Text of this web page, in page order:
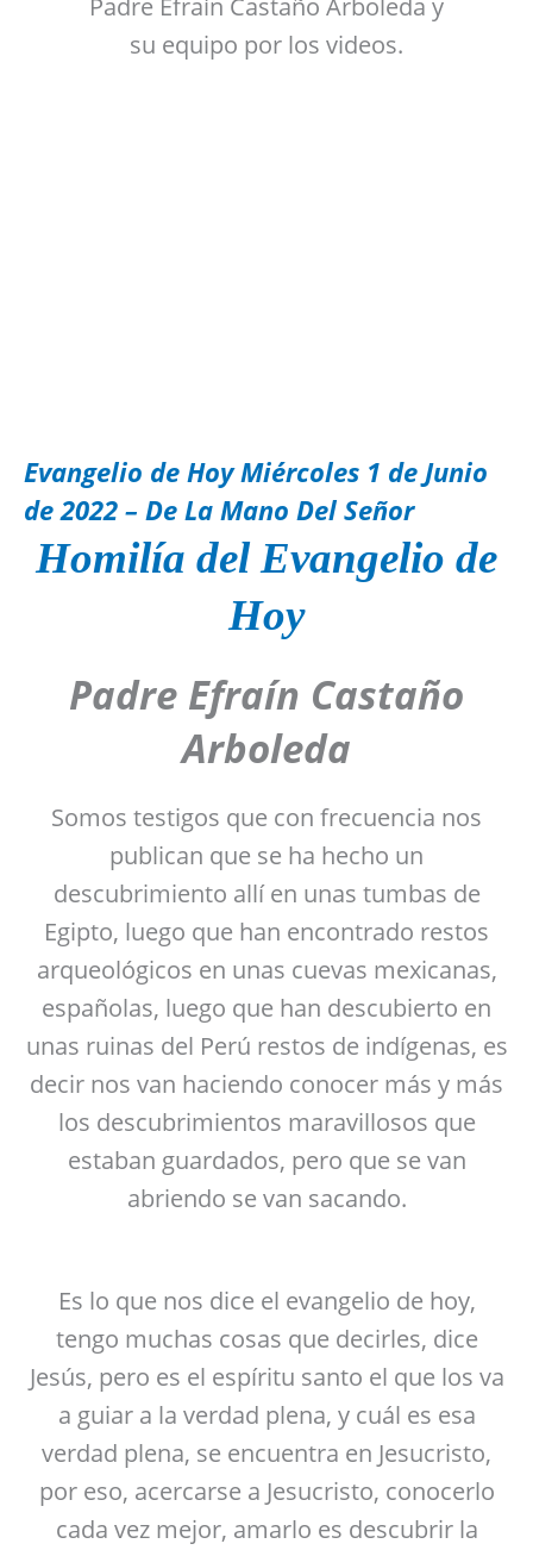
su equipo por los videos.
Evangelio de Hoy Miércoles 1 de Junio
de 2022 – De La Mano Del Señor
Homilía del Evangelio de
Hoy
Padre Efraín Castaño
Arboleda
Somos testigos que con frecuencia nos
publican que se ha hecho un
descubrimiento allí en unas tumbas de
Egipto, luego que han encontrado restos
arqueológicos en unas cuevas mexicanas,
españolas, luego que han descubierto en
unas ruinas del Perú restos de indígenas, es
decir nos van haciendo conocer más y más
los descubrimientos maravillosos que
estaban guardados, pero que se van
abriendo se van sacando.
Es lo que nos dice el evangelio de hoy,
tengo muchas cosas que decirles, dice
Jesús, pero es el espíritu santo el que los va
a guiar a la verdad plena, y cuál es esa
verdad plena, se encuentra en Jesucristo,
por eso, acercarse a Jesucristo, conocerlo
cada vez mejor, amarlo es descubrir la